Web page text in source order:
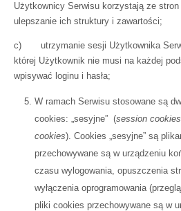
Użytkownicy Serwisu korzystają ze
ulepszanie ich struktury i zawartości;
c) utrzymanie sesji Użytkownika
której Użytkownik nie musi na każdej
wpisywać loginu i hasła;
W ramach Serwisu stosowane są
cookies: „sesyjne” (session cookies
cookies). Cookies „sesyjne” są
przechowywane są w urządzeniu
czasu wylogowania, opuszczenia
wyłączenia oprogramowania
pliki cookies przechowywane są w